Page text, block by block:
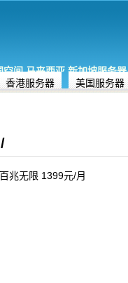
间,马来西亚,新加坡服务
香港服务器 美国服务器
兆无限 1399元/月